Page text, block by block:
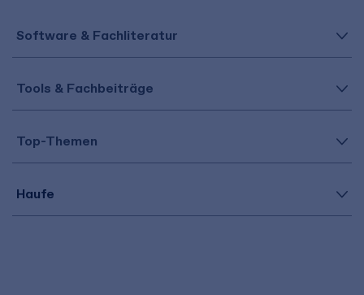
Software & Fachliteratur
Tools & Fachbeiträge
Top-Themen
Haufe